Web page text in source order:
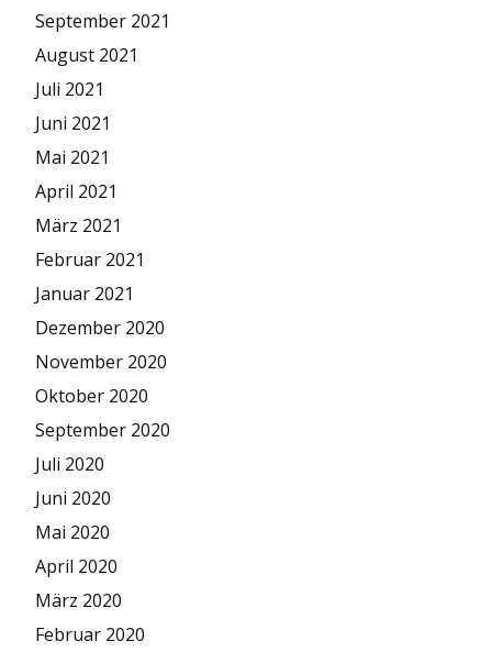
September 2021
August 2021
Juli 2021
Juni 2021
Mai 2021
April 2021
März 2021
Februar 2021
Januar 2021
Dezember 2020
November 2020
Oktober 2020
September 2020
Juli 2020
Juni 2020
Mai 2020
April 2020
März 2020
Februar 2020